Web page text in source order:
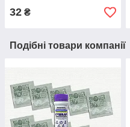
32 ₴
Подібні товари компанії